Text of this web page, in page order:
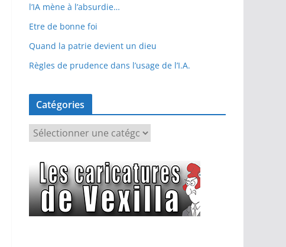
l’IA mène à l’absurdie…
Etre de bonne foi
Quand la patrie devient un dieu
Règles de prudence dans l’usage de l’I.A.
Catégories
é
g
o
r